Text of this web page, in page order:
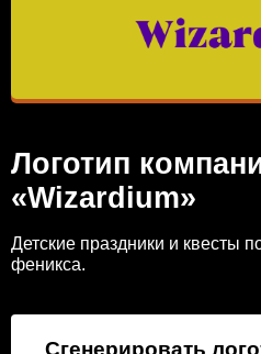
Логотип
«Wizardium»
Детские праздники и квесты
феникса.
Сгенерировать